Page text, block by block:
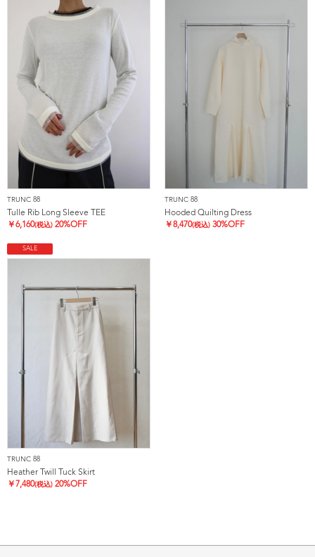
TRUNC 88
Tulle Rib Long Sleeve TEE
￥6,160(税込) 20%OFF
TRUNC 88
Hooded Quilting Dress
￥8,470(税込) 30%OFF
SALE
TRUNC 88
Heather Twill Tuck Skirt
￥ 7,480(税込) 20%OFF